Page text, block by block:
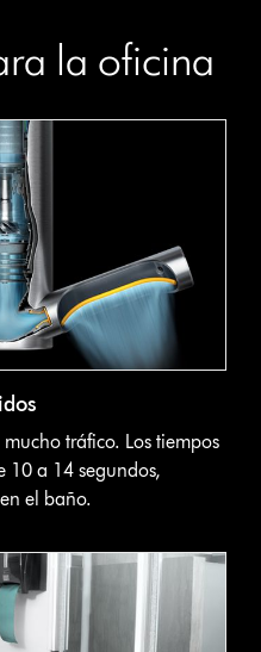
la oficina
tráfico. Los tiempos
10 a 14 segundos,
el baño.